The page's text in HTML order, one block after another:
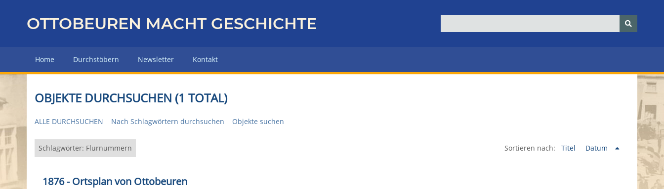
z
r
H
u
p
e
OTTOBEUREN MACHT GESCHICHTE
Home Durchstöbern Newsletter Kontakt
OBJEKTE DURCHSUCHEN (1 TOTAL)
ALLE DURCHSUCHEN Nach Schlagwörtern durchsuchen Objekte suchen
Schlagwörter: Flurnummern Sortieren nach: Titel Datum
1876 - Ortsplan von Ottobeuren